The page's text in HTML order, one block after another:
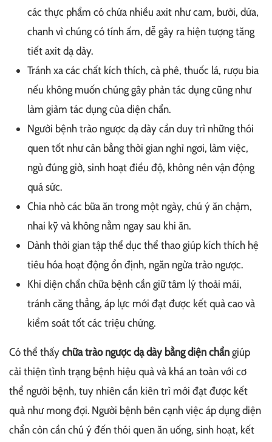
các thực phẩm có chứa nhiều axit như cam, bưởi, dứa,
chanh vì chúng có tính ấm, dễ gây ra hiện tượng tăng
tiết axit dạ dày.
Tránh xa các chất kích thích, cà phê, thuốc lá, rượu bia
nếu không muốn chúng gây phản tác dụng cũng như
làm giảm tác dụng của diện chẩn.
Người bệnh trào ngược dạ dày cần duy trì những thói
quen tốt như cân bằng thời gian nghỉ ngơi, làm việc,
ngủ đúng giờ, sinh hoạt điều độ, không nên vận động
quá sức.
Chia nhỏ các bữa ăn trong một ngày, chú ý ăn chậm,
nhai kỹ và không nằm ngay sau khi ăn.
Dành thời gian tập thể dục thể thao giúp kích thích hệ
tiêu hóa hoạt động ổn định, ngăn ngừa trào ngược.
Khi diện chẩn chữa bệnh cần giữ tâm lý thoải mái,
tránh căng thẳng, áp lực mới đạt được kết quả cao và
kiểm soát tốt các triệu chứng.
Có thể thấychữa trào ngược dạ dày bằng diện chẩngiúp
cải thiện tình trạng bệnh hiệu quả và khá an toàn với cơ
thể người bệnh, tuy nhiên cần kiên trì mới đạt được kết
quả như mong đợi. Người bệnh bên cạnh việc áp dụng diện
chẩn còn cần chú ý đến thói quen ăn uống, sinh hoạt, kết